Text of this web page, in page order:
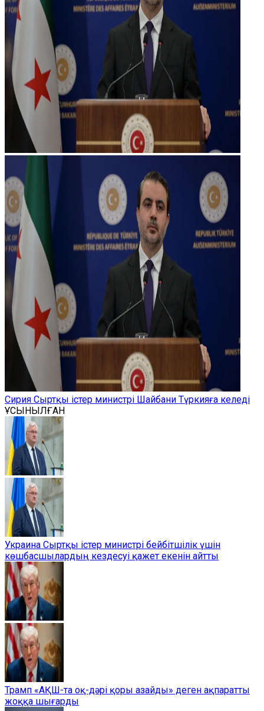
Сирия Сыртқы істер министрі Шайбани Түркияға келеді
ҰСЫНЫЛҒАН
Украина Сыртқы істер министрі бейбітшілік үшін
көшбасшылардың кездесуі қажет екенін айтты
Трамп «АҚШ-та оқ-дәрі қоры азайды» деген ақпаратты
жоққа шығарды